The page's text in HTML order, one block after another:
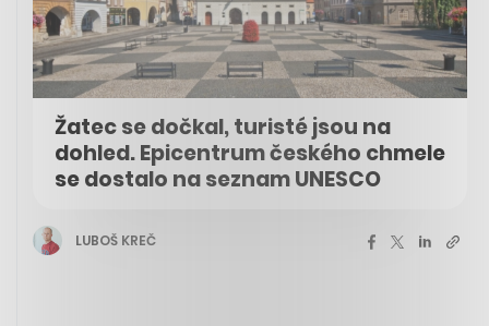
Žatec se dočkal, turisté jsou na
dohled. Epicentrum českého chmele
se dostalo na seznam UNESCO
LUBOŠ KREČ